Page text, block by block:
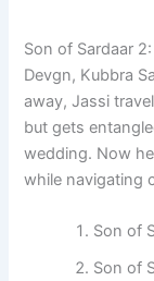
Son of Sardaar
Devgn, Kubbra
away, Jassi
but gets
wedding. Now
while navigating
Son of
Son of